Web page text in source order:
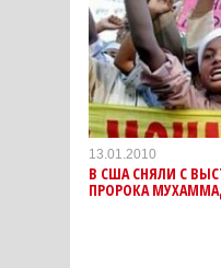
13.01.2010
В США СНЯЛИ С
ПРОРОКА